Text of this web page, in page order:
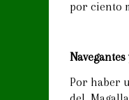
por ciento
Por haber